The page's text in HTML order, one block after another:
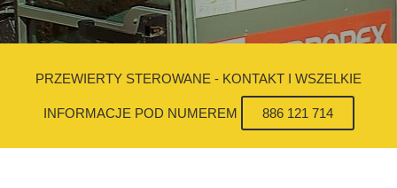
PRZEWIERTY STEROWANE - KONTAKT I WSZELKIE
INFORMACJE POD NUMEREM 886 121 714